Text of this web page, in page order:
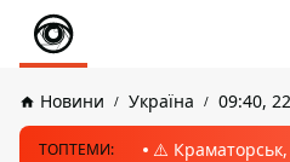
Новини Україна 09:40,
ТОПТЕМИ: ⚠️ Краматорськ,